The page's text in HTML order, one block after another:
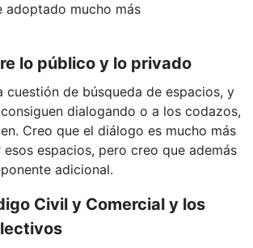
adoptado mucho más
lo público y lo privado
cuestión de búsqueda de espacios, y
dialogando o a los codazos,
Creo que el diálogo es mucho más
esos espacios, pero creo que además
adicional.
Civil y Comercial y los